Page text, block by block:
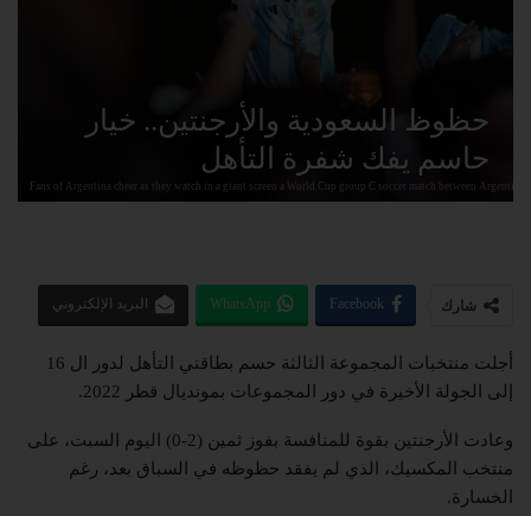
حظوظ السعودية والأرجنتين.. خيار
حاسم يفك شفرة التأهل
Fans of Argentina cheer as they watch in a giant screen a World Cup group C soccer match between
شارك Facebook
WhatsApp البريد الإلكتروني
أجلت منتخبات المجموعة الثالثة حسم بطاقتي التأهل لدور ال 16
إلى الجولة الأخيرة في دور المجموعات بمونديال قطر 2022.
وعادت الأرجنتين بقوة للمنافسة بفوز ثمين (2-0) اليوم السبت، على
منتخب المكسيك، الذي لم يفقد حظوظه في السباق بعد، رغم
الخسارة.